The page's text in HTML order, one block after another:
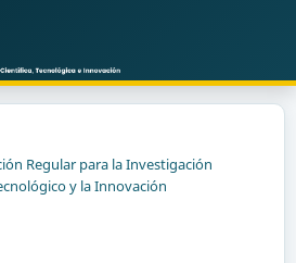
Regular para la Investigación
y la Innovación